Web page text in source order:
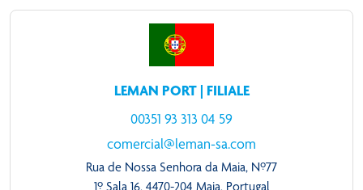
LEMAN PORT | FILIALE
00351 93 313 04 59
comercial@leman-sa.com
Rua de Nossa Senhora da Maia, Nº77
1º Sala 16, 4470-204 Maia, Portugal